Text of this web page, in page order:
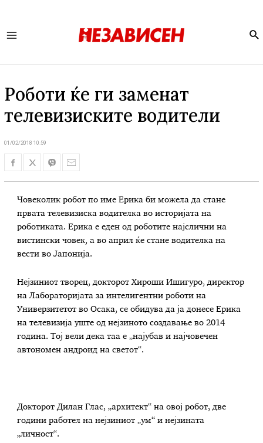
Роботи ќе ги заменат
телевизиските водители
01/02/2018 10:59
Човеколик робот по име Ерика би можела да стане
првата телевизиска водителка во историјата на
роботиката. Ерика е еден од роботите најслични на
вистински човек, а во април ќе стане водителка на
вести во Јапонија.
Нејзиниот творец, докторот Хироши Ишигуро, директор
на Лабораторијата за интелигентни роботи на
Универзитетот во Осака, се обидува да ја донесе Ерика
на телевизија уште од нејзиното создавање во 2014
година. Тој вели дека таа е „најубав и најчовечен
автономен андроид на светот“.
Докторот Дилан Глас, „архитект“ на овој робот, две
години работел на нејзиниот „ум“ и нејзината
„личност“.